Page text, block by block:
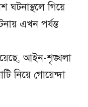
ঘটনাস্থলে গিয়ে
এখন পর্যন্ত
আইন-শৃঙ্খলা
নিয়ে গোয়েন্দা